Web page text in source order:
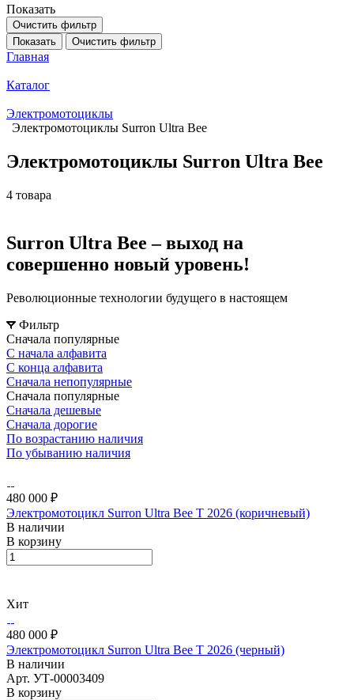
Показать
Очистить фильтр
Показать
Очистить фильтр
Главная
Каталог
Электромотоциклы
Электромотоциклы Surron Ultra Bee
Электромотоциклы Surron Ultra Bee
4 товара
Surron Ultra Bee – выход на
совершенно новый уровень!
Революционные технологии будущего в настоящем
Фильтр
Сначала популярные
С начала алфавита
С конца алфавита
Сначала непопулярные
Сначала популярные
Сначала дешевые
Сначала дорогие
По возрастанию наличия
По убыванию наличия
480 000 ₽
Электромотоцикл Surron Ultra Bee T 2026 (коричневый)
В наличии
В корзину
Хит
480 000 ₽
Электромотоцикл Surron Ultra Bee T 2026 (черный)
В наличии
Арт. УТ-00003409
В корзину